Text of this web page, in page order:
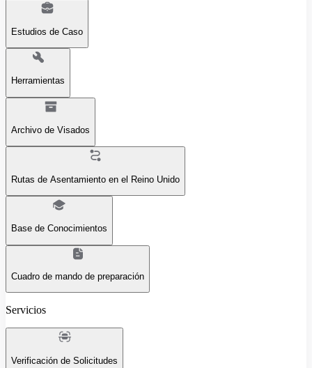
Estudios de Caso
Herramientas
Archivo de Visados
Rutas de Asentamiento en el Reino Unido
Base de Conocimientos
Cuadro de mando de preparación
Servicios
Verificación de Solicitudes